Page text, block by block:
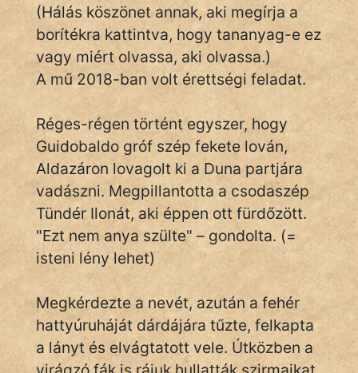
Monda
Novella
És
Elbeszélés
Regény
Tanmese
Vers
IRODALOM
SZÓLÁS
És
KÖZMONDÁS
(Hálás köszönet annak, aki megírja a
borítékra kattintva, hogy tananyag-e ez
vagy miért olvassa, aki olvassa.)
A mű 2018-ban volt érettségi feladat.
Réges-régen történt egyszer, hogy
Guidobaldo gróf szép fekete lován,
Aldazáron lovagolt ki a Duna partjára
vadászni. Megpillantotta a csodaszép
Tündér Ilonát, aki éppen ott fürdőzött.
"Ezt nem anya szülte" – gondolta. (=
isteni lény lehet)
Megkérdezte a nevét, azután a fehér
hattyúruháját dárdájára tűzte, felkapta
a lányt és elvágtatott vele. Útközben a